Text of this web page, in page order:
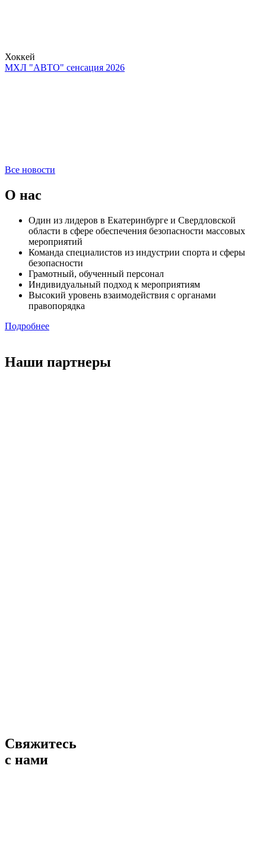
Хоккей
МХЛ "АВТО" сенсация 2026
Все новости
О нас
Один из лидеров в Екатеринбурге и Свердловской
области в сфере обеспечения безопасности массовых
мероприятий
Команда специалистов из индустрии спорта и сферы
безопасности
Грамотный, обученный персонал
Индивидуальный подход к мероприятиям
Высокий уровень взаимодействия с органами
правопорядка
Подробнее
Наши партнеры
Свяжитесь
с нами